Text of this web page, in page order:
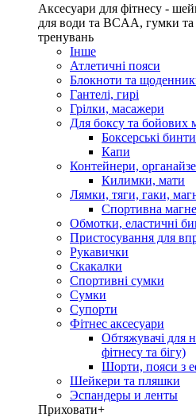
Аксесуари для фітнесу -
для води та BCAA, гумки та
тренувань
Інше
Атлетичні пояси
Блокноти та
Гантелі, гирі
Грілки, масажери
Для боксу та бойових
Боксерські бинти
Капи
Контейнери,
Килимки, мати
Лямки, тяги, гаки,
Спортивна
Обмотки, еластичні
Пристосування для
Рукавички
Скакалки
Спортивні сумки
Сумки
Супорти
Фітнес аксесуари
Обтяжувачі для
фітнесу та бігу)
Шорти, пояси з
Шейкери та пляшки
Эспандеры и ленты
Приховати+